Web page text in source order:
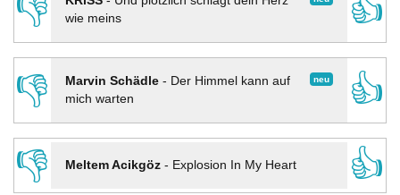
👎
wie meins
👍
👎 neu
Marvin Schädle- Der Himmel kann auf
mich warten
👍
👎
Meltem Acikgöz- Explosion In My Heart
👍